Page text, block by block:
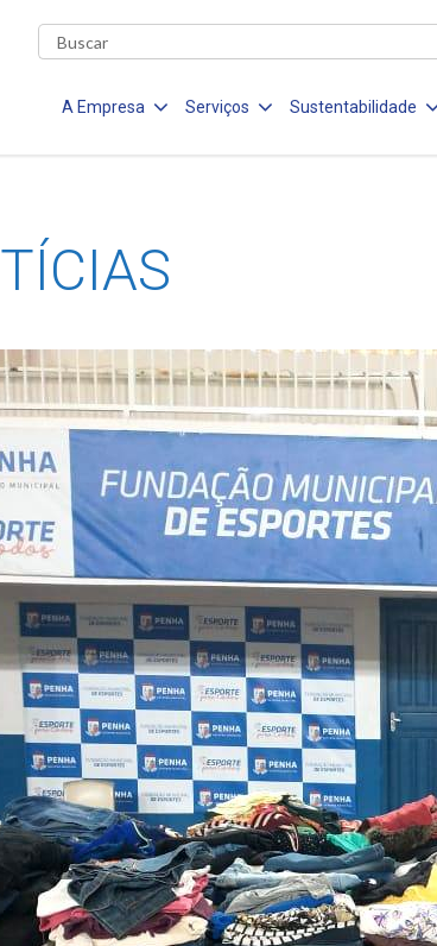
A Empresa Serviços Sustentabilidade